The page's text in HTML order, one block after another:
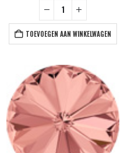
TOEVOEGEN AAN WINKELWAGEN